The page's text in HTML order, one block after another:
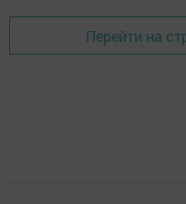
Перейти на